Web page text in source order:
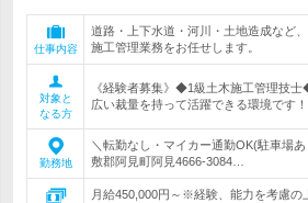
仕事内容
道路・上下水道・河川・土地造成など
施工管理業務をお任せします。
対象と
なる方
《経験者募集》◆1級土木施工管理技
広い裁量を持って活躍できる環境です！
勤務地
＼転勤なし・マイカー通勤OK(駐車場
敷郡阿見町阿見4666-3084…
月給450,000円～※経験、能力を考慮の